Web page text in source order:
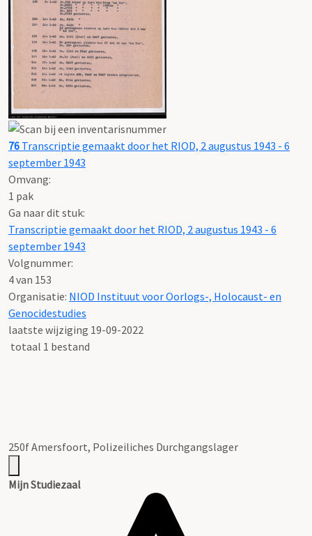
76 Transcriptie gemaakt door het RIOD, 2 augustus 1943 - 6
september 1943
Omvang:
1 pak
Ga naar dit stuk:
Transcriptie gemaakt door het RIOD, 2 augustus 1943 - 6
september 1943
Volgnummer:
4 van 153
Organisatie: NIOD Instituut voor Oorlogs-, Holocaust- en
Genocidestudies
laatste wijziging 19-09-2022
totaal 1 bestand
250f Amersfoort, Polizeiliches Durchgangslager
Mijn Studiezaal